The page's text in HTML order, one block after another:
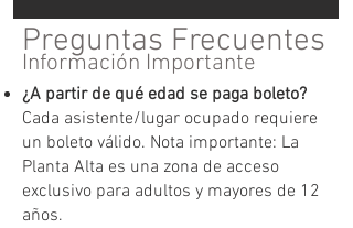
Preguntas Frecuentes
Información Importante
¿A partir de qué edad se paga boleto?
Cada asistente/lugar ocupado requiere
un boleto válido. Nota importante: La
Planta Alta es una zona de acceso
exclusivo para adultos y mayores de 12
años.